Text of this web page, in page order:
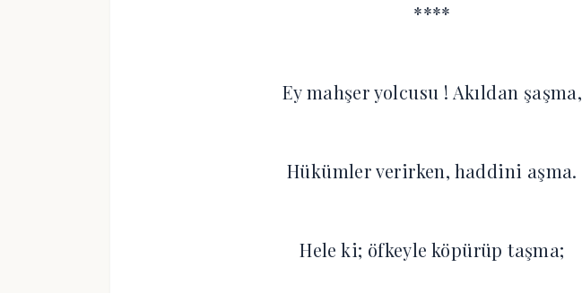
****
Ey mahşer yolcusu ! Akıldan şaşma,
Hükümler verirken, haddini aşma.
Hele ki; öfkeyle köpürüp taşma;